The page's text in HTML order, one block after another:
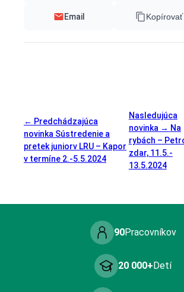
Email Kopírovať
← Predchádzajúca
novinka Sústredenie a
pretek juniorv LRU – Kapor
v termíne 2.-5.5.2024
Nasledujúca
novinka → Na
rybách –
zdar, 11.5.-
13.5.2024
90Pracovníkov
20 000+Detí